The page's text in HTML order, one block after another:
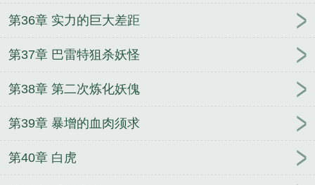
第36章 实力的巨大差距
第37章 巴雷特狙杀妖怪
第38章 第二次炼化妖傀
第39章 暴增的血肉须求
第40章 白虎